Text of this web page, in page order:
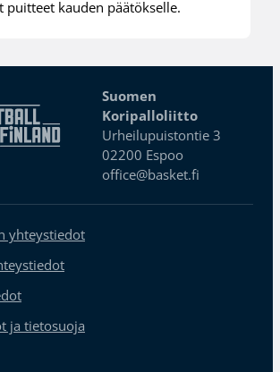
puitteet kauden päätökselle.
Suomen
Koripalloliitto
Urheilupuistontie 3
02200 Espoo
office@basket.fi
yhteystiedot
ja tietosuoja